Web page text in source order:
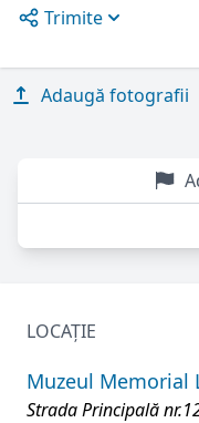
Open options
Trimite
Adaugă fotografii
LOCAȚIE
Muzeul Memorial
Strada Principală